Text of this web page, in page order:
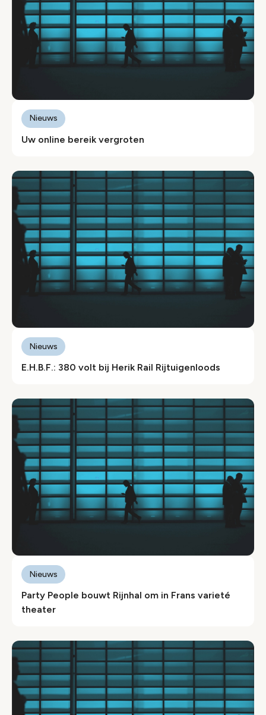
Uw online bereik vergroten
Nieuws
E.H.B.F.: 380 volt bij Herik Rail Rijtuigenloods
Nieuws
Party People bouwt Rijnhal om in Frans varieté
theater
Nieuws